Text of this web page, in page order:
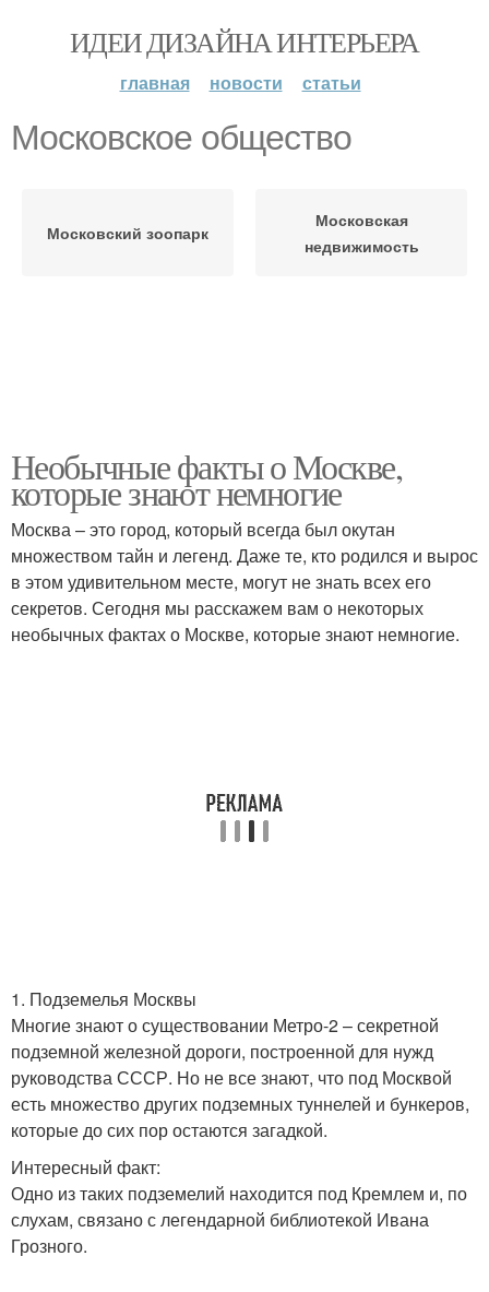
ИДЕИ ДИЗАЙНА ИНТЕРЬЕРА
главная новости статьи
Московское общество
Московский зоопарк
Московская
недвижимость
Необычные факты о Москве,
которые знают немногие
Москва – это город, который всегда был окутан
множеством тайн и легенд. Даже те, кто родился и вырос
в этом удивительном месте, могут не знать всех его
секретов. Сегодня мы расскажем вам о некоторых
необычных фактах о Москве, которые знают немногие.
1. Подземелья Москвы
Многие знают о существовании Метро-2 – секретной
подземной железной дороги, построенной для нужд
руководства СССР. Но не все знают, что под Москвой
есть множество других подземных туннелей и бункеров,
которые до сих пор остаются загадкой.
Интересный факт:
Одно из таких подземелий находится под Кремлем и, по
слухам, связано с легендарной библиотекой Ивана
Грозного.